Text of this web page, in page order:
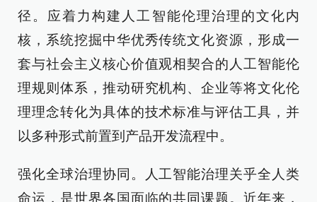
径。应着力构建人工智能伦理治理的文化内
核，系统挖掘中华优秀传统文化资源，形成一
套与社会主义核心价值观相契合的人工智能伦
理规则体系，推动研究机构、企业等将文化伦
理理念转化为具体的技术标准与评估工具，并
以多种形式前置到产品开发流程中。
强化全球治理协同。人工智能治理关乎全人类
命运，是世界各国面临的共同课题。近年来，